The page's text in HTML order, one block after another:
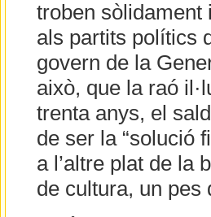
troben sòlidament
als partits polítics
govern de la
això, que la raó
trenta anys, el
de ser la “solució
a l’altre plat de la
de cultura, un pes